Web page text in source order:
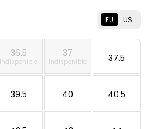
EU US
36.5
Indisponible
37
Indisponible 37.5
39.5 40 40.5